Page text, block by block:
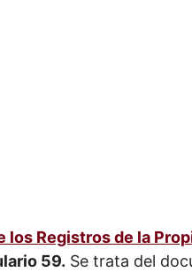
los Registros de la
59. Se trata del